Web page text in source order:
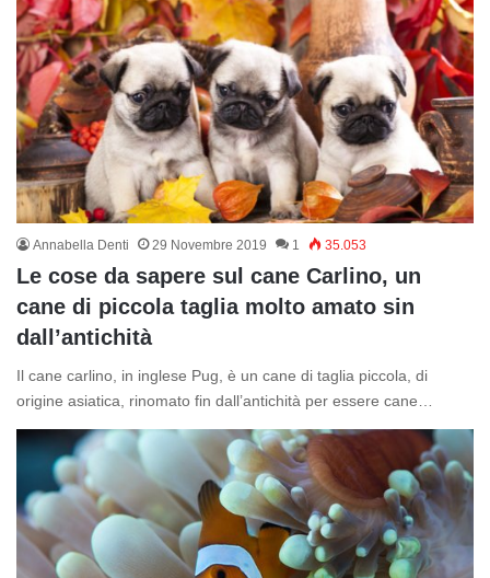
Annabella Denti 29 Novembre 2019 1 35.053
Le cose da sapere sul cane Carlino, un
cane di piccola taglia molto amato sin
dall’antichità
Il cane carlino, in inglese Pug, è un cane di taglia piccola, di
origine asiatica, rinomato fin dall’antichità per essere cane…